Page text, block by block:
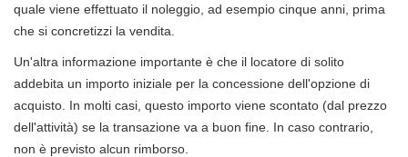
quale viene effettuato il noleggio, ad esempio cinque anni, prima
che si concretizzi la vendita.
Un'altra informazione importante è che il locatore di solito
addebita un importo iniziale per la concessione dell'opzione di
acquisto. In molti casi, questo importo viene scontato (dal prezzo
dell'attività) se la transazione va a buon fine. In caso contrario,
non è previsto alcun rimborso.